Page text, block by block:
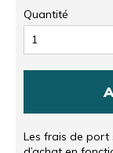
Quantité
Les frais de port